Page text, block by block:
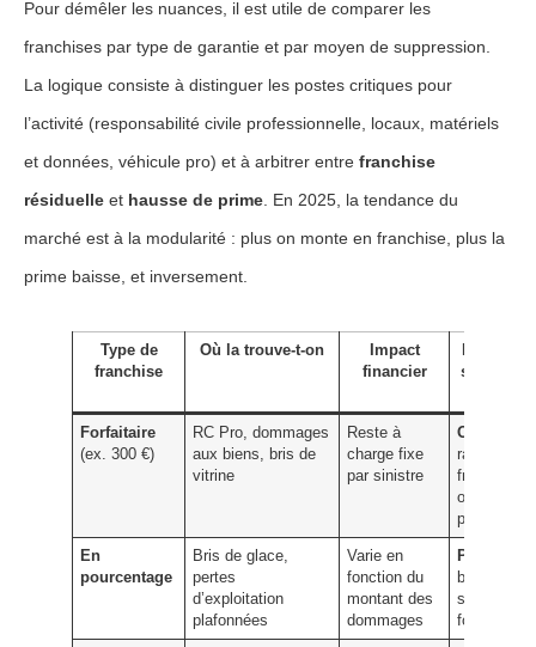
Pour démêler les nuances, il est utile de comparer les
franchises par type de garantie et par moyen de suppression.
La logique consiste à distinguer les postes critiques pour
l’activité (responsabilité civile professionnelle, locaux, matériels
et données, véhicule pro) et à arbitrer entre franchise
résiduelle et hausse de prime . En 2025, la tendance du
marché est à la modularité : plus on monte en franchise, plus la
prime baisse, et inversement.
Type de
franchise
Où la trouve-t-on
Impact
financier
supprimer
Forfaitaire
(ex. 300 €)
RC Pro, dommages
aux biens, bris de
vitrine
Reste à
charge fixe
par sinistre
Oui
rachat de
franchise
ou pack
premium
En
pourcentage
Bris de glace,
pertes
d’exploitation
plafonnées
Varie en
fonction du
montant des
dommages
Parfois
basculant
sur un
forfait fixe